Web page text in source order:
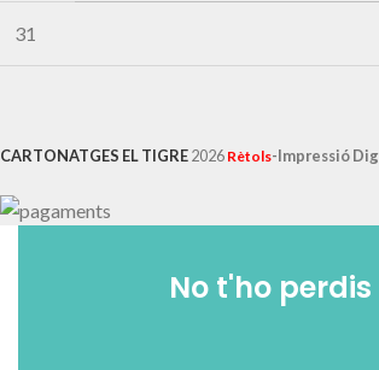
31
CARTONATGES EL TIGRE2026 Rètols-Impressió
No t'ho perdis